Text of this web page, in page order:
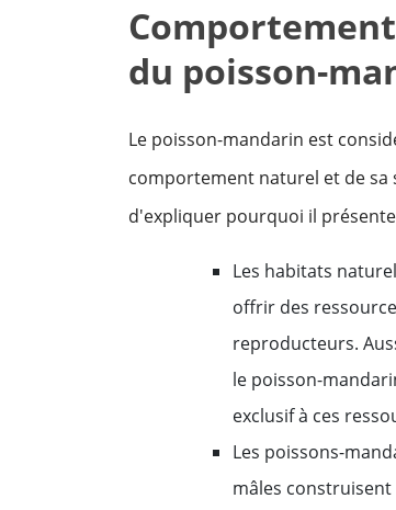
du poisson-
Le poisson-mandarin est
comportement naturel et de sa
d'expliquer pourquoi il
Les habitats
offrir des
reproducteurs.
le poisson-
exclusif à ces
Les poissons-
mâles